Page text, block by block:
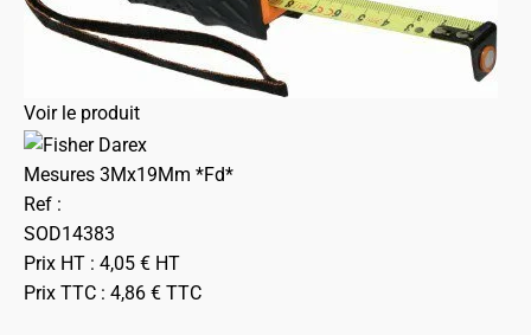
Voir le produit
Mesures 3Mx19Mm *Fd*
Ref :
SOD14383
Prix HT : 4,05 € HT
Prix TTC : 4,86 € TTC